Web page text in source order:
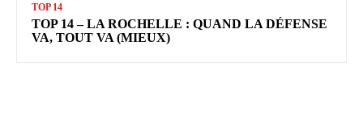
TOP 14
TOP 14 – LA ROCHELLE : QUAND LA DÉFENSE
VA, TOUT VA (MIEUX)